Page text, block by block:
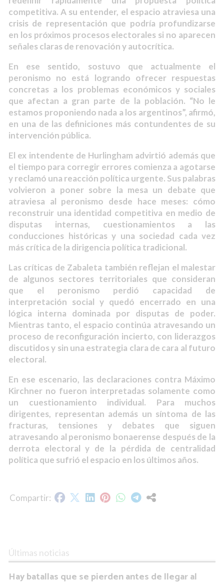
competitiva. A su entender, el espacio atraviesa una
crisis de representación que podría profundizarse
en los próximos procesos electorales si no aparecen
señales claras de renovación y autocrítica.
En ese sentido, sostuvo que actualmente el
peronismo no está logrando ofrecer respuestas
concretas a los problemas económicos y sociales
que afectan a gran parte de la población. “No le
estamos proponiendo nada a los argentinos”, afirmó,
en una de las definiciones más contundentes de su
intervención pública.
El ex intendente de Hurlingham advirtió además que
el tiempo para corregir errores comienza a agotarse
y reclamó una reacción política urgente. Sus palabras
volvieron a poner sobre la mesa un debate que
atraviesa al peronismo desde hace meses: cómo
reconstruir una identidad competitiva en medio de
disputas internas, cuestionamientos a las
conducciones históricas y una sociedad cada vez
más crítica de la dirigencia política tradicional.
Las críticas de Zabaleta también reflejan el malestar
de algunos sectores territoriales que consideran
que el peronismo perdió capacidad de
interpretación social y quedó encerrado en una
lógica interna dominada por disputas de poder.
Mientras tanto, el espacio continúa atravesando un
proceso de reconfiguración incierto, con liderazgos
discutidos y sin una estrategia clara de cara al futuro
electoral.
En ese escenario, las declaraciones contra Máximo
Kirchner no fueron interpretadas solamente como
un cuestionamiento individual. Para muchos
dirigentes, representan además un síntoma de las
fracturas, tensiones y debates que siguen
atravesando al peronismo bonaerense después de la
derrota electoral y de la pérdida de centralidad
política que sufrió el espacio en los últimos años.
Últimas noticias
Hay batallas que se pierden antes de llegar al